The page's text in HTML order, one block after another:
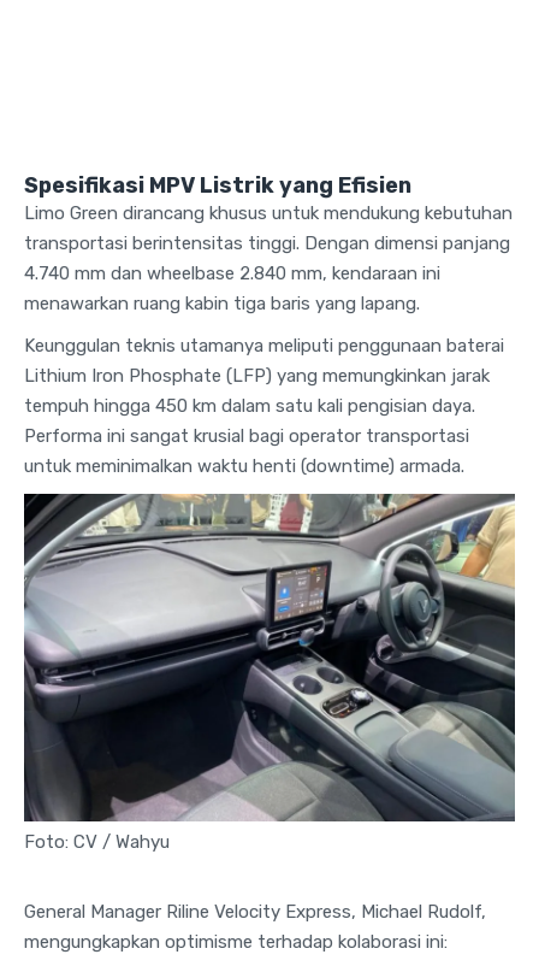
Spesifikasi MPV Listrik yang Efisien
Limo Green dirancang khusus untuk mendukung kebutuhan
transportasi berintensitas tinggi. Dengan dimensi panjang
4.740 mm dan wheelbase 2.840 mm, kendaraan ini
menawarkan ruang kabin tiga baris yang lapang.
Keunggulan teknis utamanya meliputi penggunaan baterai
Lithium Iron Phosphate (LFP) yang memungkinkan jarak
tempuh hingga 450 km dalam satu kali pengisian daya.
Performa ini sangat krusial bagi operator transportasi
untuk meminimalkan waktu henti (downtime) armada.
Foto: CV / Wahyu
General Manager Riline Velocity Express, Michael Rudolf,
mengungkapkan optimisme terhadap kolaborasi ini: